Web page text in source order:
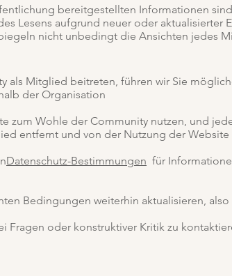
bereitgestellten Informationen
Lesens aufgrund neuer oder
nicht unbedingt die Ansichten jedes
als Mitglied beitreten, führen wir Sie
der Organisation
zum Wohle der Community nutzen, und
entfernt und von der Nutzung der Website
Datenschutz-Bestimmungen für
Bedingungen weiterhin aktualisieren,
Fragen oder konstruktiver Kritik zu